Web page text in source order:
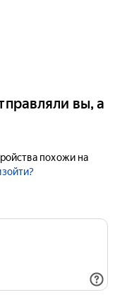
вы, а
похожи на